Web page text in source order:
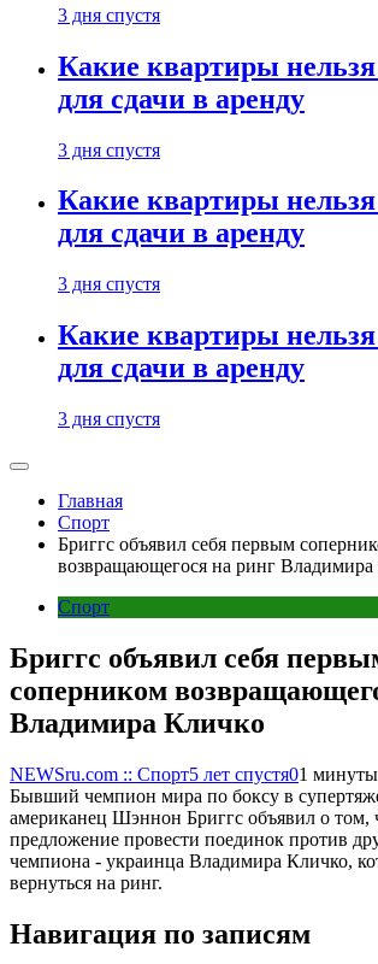
3 дня спустя
Какие квартиры
для сдачи в аренду
3 дня спустя
Какие квартиры
для сдачи в аренду
3 дня спустя
Какие квартиры
для сдачи в аренду
3 дня спустя
Главная
Спорт
Бриггс объявил себя первым
возвращающегося на ринг
Спорт
Бриггс объявил себя
соперником
Владимира Кличко
NEWSru.com :: Спорт5 лет спустя01 минуты
Бывший чемпион мира по боксу в
американец Шэннон Бриггс объявил о том,
предложение провести поединок против
чемпиона - украинца Владимира Кличко,
вернуться на ринг.
Навигация по записям